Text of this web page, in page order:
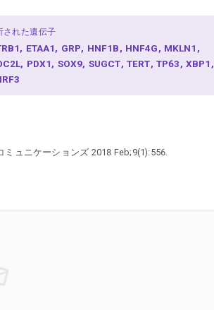
された遺伝子
ETAA1 GRP HNF1B HNF4G MKLN1
PDX1 SOX9 SUGCT TERT TP63 XBP1
ュニケーションズ 2018 Feb;9(1):556.